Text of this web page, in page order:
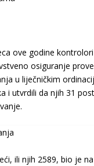
ove godine
osiguranje
u liječničkim
i utvrdili da njih 31
ili njih 2589, bio je